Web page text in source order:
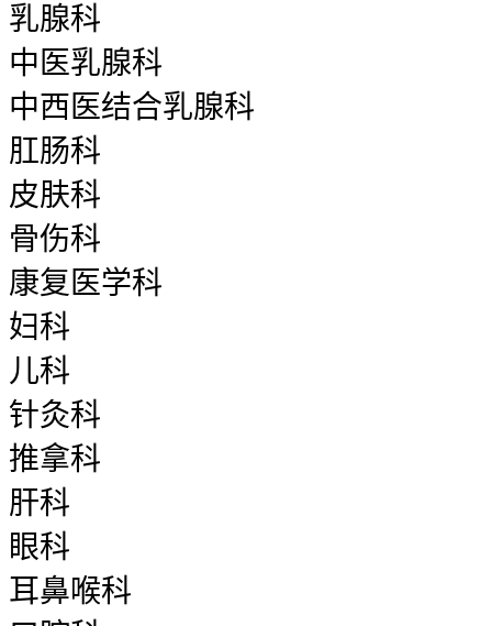
乳腺科
中医乳腺科
中西医结合乳腺科
肛肠科
皮肤科
骨伤科
康复医学科
妇科
儿科
针灸科
推拿科
肝科
眼科
耳鼻喉科